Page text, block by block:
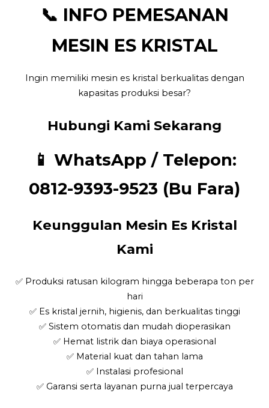
📞 INFO PEMESANAN
MESIN ES KRISTAL
Ingin memiliki mesin es kristal berkualitas dengan
kapasitas produksi besar?
Hubungi Kami Sekarang
📱 WhatsApp / Telepon:
0812-9393-9523 (Bu Fara)
Keunggulan Mesin Es Kristal
Kami
✅ Produksi ratusan kilogram hingga beberapa ton per
hari
✅ Es kristal jernih, higienis, dan berkualitas tinggi
✅ Sistem otomatis dan mudah dioperasikan
✅ Hemat listrik dan biaya operasional
✅ Material kuat dan tahan lama
✅ Instalasi profesional
✅ Garansi serta layanan purna jual terpercaya